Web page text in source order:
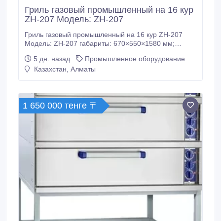
Гриль газовый промышленный на 16 кур
ZH-207 Модель: ZH-207
Гриль газовый промышленный на 16 кур ZH-207
Модель: ZH-207 габариты: 670×550×1580 мм;
нетто: 90 кг. Для тех, кто занят в сфере Horeca,
одним из самых незаменимых устройств является
5 дн. назад
Промышленное оборудование
Казахстан, Алматы
1 650 000 тенге 〒